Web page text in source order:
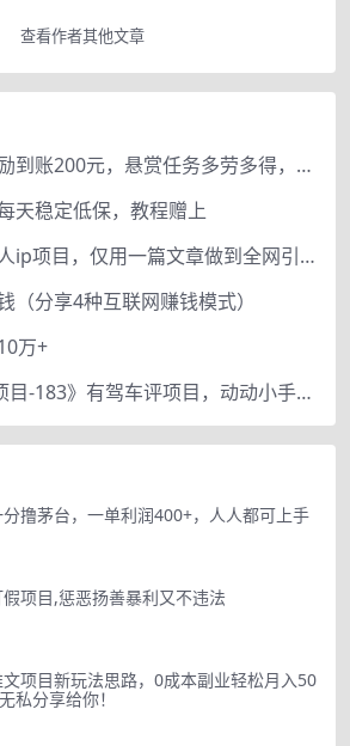
查看作者其他文章
赏帮赚悬赏奖励到账200元，悬赏任务多劳多得，人人可做。
天稳定低保，教程赠上
网创公众号个人ip项目，仅用一篇文章做到全网引流！
（分享4种互联网赚钱模式）
万+
《188个赚钱项目-183》有驾车评项目，动动小手，复制粘贴赚44元！
撸茅台，一单利润400+，人人都可上手
项目,惩恶扬善暴利又不违法
项目新玩法思路，0成本副业轻松月入50
私分享给你！